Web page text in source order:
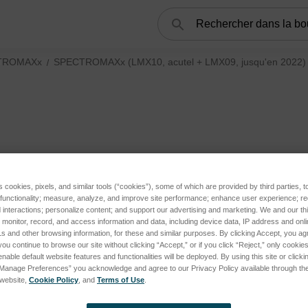
SPECTROMAXx (LMX10, acutel + LMX09, jusqu'en 2022)
cookies, pixels, and similar tools (“cookies”), some of which are provided by third parties,
measure, analyze, and improve site performance; enhance user experience;
personalize content; and support our advertising and marketing. We and our
record, and access information and data, including device data, IP address and
and other browsing information, for these and similar purposes. By clicking Accept, you
continue to browse our site without clicking “Accept,” or if you click “Reject,” only
default website features and functionalities will be deployed. By using this site or
Preferences” you acknowledge and agree to our Privacy Policy available through
Cookie Policy , and Terms of Use